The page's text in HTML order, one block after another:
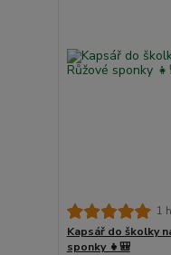
1
Kapsář do školky
sponky 👧🎒